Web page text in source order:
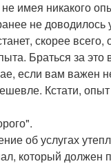
имея никакого
не
скорее
Браться за
вам важен
Кстати,
об услугах
который должен